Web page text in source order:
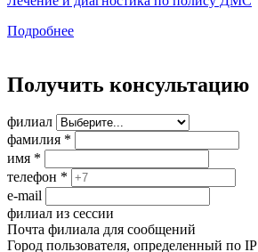
Подробнее
Получить консультацию
филиал
фамилия *
имя *
телефон *
e-mail
филиал из сессии
Почта филиала для сообщений
Город пользователя, определенный по IP